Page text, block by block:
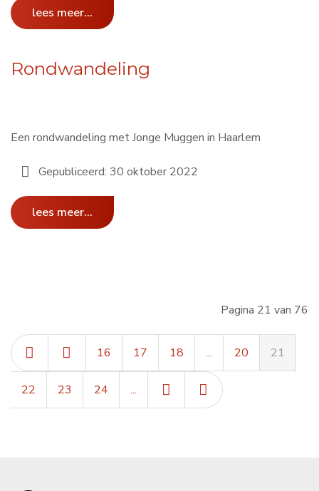
lees meer...
Rondwandeling
Een rondwandeling met Jonge Muggen in Haarlem
Gepubliceerd: 30 oktober 2022
lees meer...
Pagina 21 van 76
16 17 18 ... 20 21
22 23 24 ...